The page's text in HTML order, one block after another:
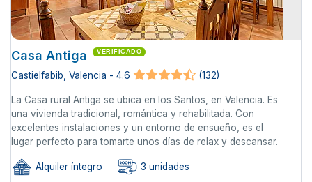
Casa Antiga VERIFICADO
Castielfabib, Valencia - 4.6 (132)
La Casa rural Antiga se ubica en los Santos, en Valencia. Es
una vivienda tradicional, romántica y rehabilitada. Con
excelentes instalaciones y un entorno de ensueño, es el
lugar perfecto para tomarte unos días de relax y descansar.
Alquiler íntegro 3 unidades